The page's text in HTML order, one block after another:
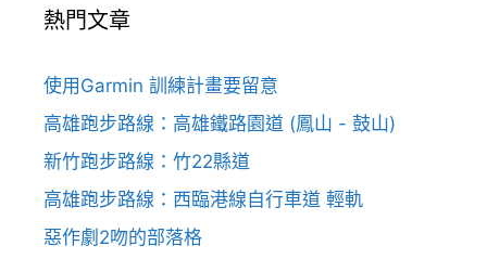
熱門文章
使用Garmin 訓練計畫要留意
高雄跑步路線：高雄鐵路園道 (鳳山 - 鼓山)
新竹跑步路線：竹22縣道
高雄跑步路線：西臨港線自行車道 輕軌
惡作劇2吻的部落格